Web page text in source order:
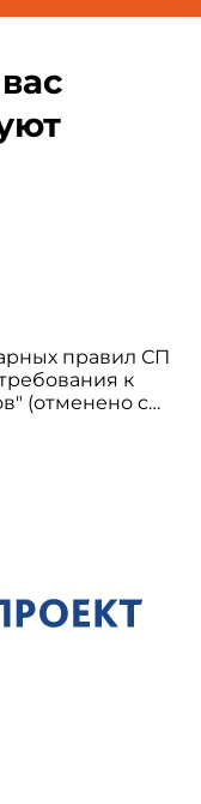
правил СП
к
(отменено с
Гигиенические